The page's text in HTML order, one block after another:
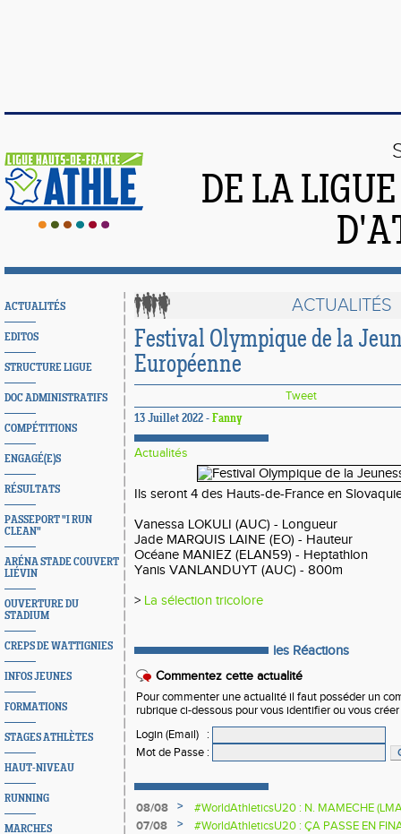
DE LA
ACTUALITÉS
EDITOS
STRUCTURE LIGUE
DOC ADMINISTRATIFS
COMPÉTITIONS
ENGAGÉ(E)S
RÉSULTATS
PASSEPORT "I RUN
CLEAN"
ARÉNA STADE COUVERT
LIÉVIN
OUVERTURE DU
STADIUM
CREPS DE WATTIGNIES
INFOS JEUNES
FORMATIONS
STAGES ATHLÈTES
HAUT-NIVEAU
RUNNING
MARCHES
ACTUALITÉS
Festival Olympique de la
Européenne
Tweet
13 Juillet 2022 - Fanny
Actualités
Ils seront 4 des Hauts-de-France en
Vanessa LOKULI (AUC) - Longueur
Jade MARQUIS LAINE (EO) - Hauteur
Océane MANIEZ (ELAN59) - Heptathlon
Yanis VANLANDUYT (AUC) - 800m
> La sélection tricolore
les Réactions
Commentez cette actualité
Pour commenter une actualité il faut posséder un
rubrique ci-dessous pour vous identifier ou vous
Login (Email)
:
Mot de Passe :
08/08 >
#WorldAthleticsU20 : N. MAMECHE
07/08
>
#WorldAthleticsU20 : ÇA PASSE EN